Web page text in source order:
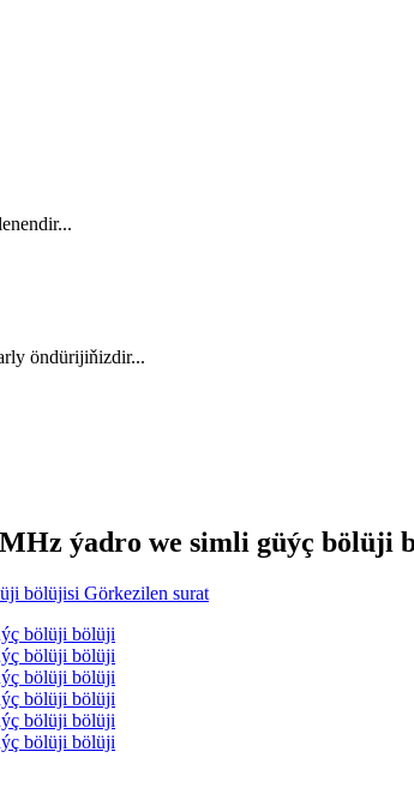
öndürijiňizdir...
ýadro we simli güýç bölüji